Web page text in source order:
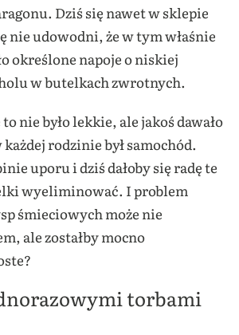
Dziś się nawet w sklepie
nie udowodni, że w tym właśnie
określone napoje o niskiej
w butelkach zwrotnych.
nie było lekkie, ale jakoś dawało
rodzinie był samochód.
uporu i dziś dałoby się radę te
wyeliminować. I problem
śmieciowych może nie
ale zostałby mocno
torbami